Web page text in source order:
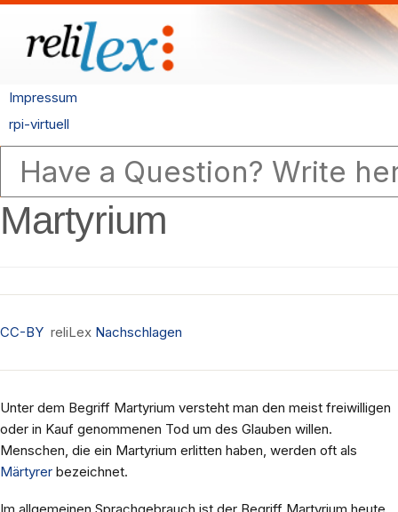
Impressum
rpi-virtuell
Martyrium
CC-BY reliLex Nachschlagen
Unter dem Begriff Martyrium versteht man den meist freiwilligen
oder in Kauf genommenen Tod um des Glauben willen.
Menschen, die ein Martyrium erlitten haben, werden oft als
Märtyrer bezeichnet.